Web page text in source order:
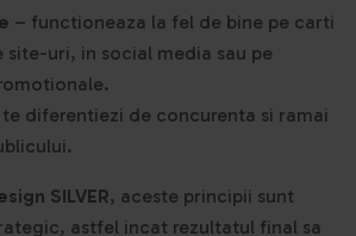
– functioneaza la fel de bine pe carti
site-uri, in social media sau pe
diferentiezi de concurenta si ramai
SILVER, aceste principii sunt
astfel incat rezultatul final sa